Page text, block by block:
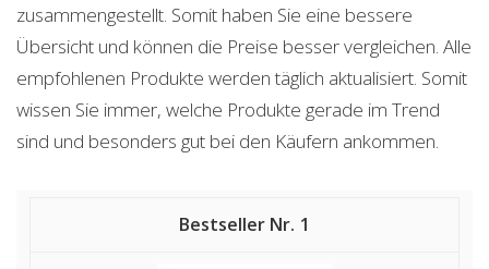
zusammengestellt. Somit haben Sie eine bessere
Übersicht und können die Preise besser vergleichen. Alle
empfohlenen Produkte werden täglich aktualisiert. Somit
wissen Sie immer, welche Produkte gerade im Trend
sind und besonders gut bei den Käufern ankommen.
1